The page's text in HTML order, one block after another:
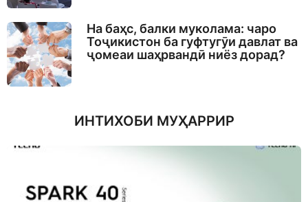
На баҳс, балки муколама: чаро
Тоҷикистон ба гуфтугӯи давлат ва
ҷомеаи шаҳрвандӣ ниёз дорад?
ИНТИХОБИ МУҲАРРИР